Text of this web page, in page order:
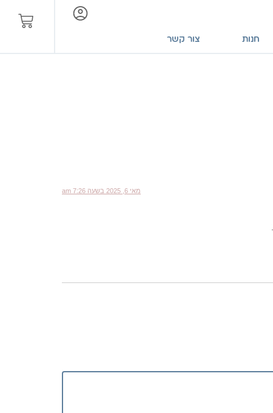
חנות צור קשר
מאי 6, 2025 בשעה 7:26 am